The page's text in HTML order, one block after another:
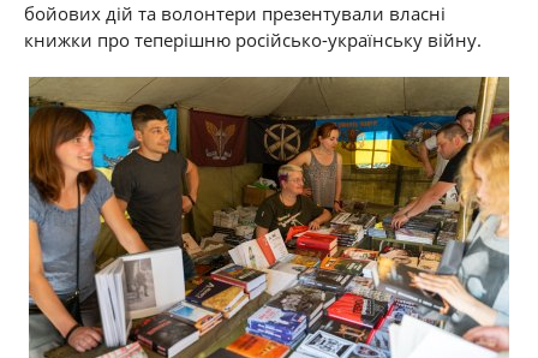
бойових дій та волонтери презентували власні
книжки про теперішню російсько-українську війну.